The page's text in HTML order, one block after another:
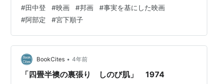
で、工夫はしているが段々と閉塞感を感じるようになっ
てくる。 ただここで色々とその後を暗示するような伏線
も張られている。とはいえ、当時の人々はこの後何が起
きるのかは分かっていただろうから、だからあんなこと
をしたのだろうなと頷きながら見ている感じだろうか。
大河ドラマを見ているよう…
#田中登 #映画 #邦画 #事実を基にした映画
#阿部定 #宮下順子
BookCites • 4年前
「四畳半襖の裏張り しのび肌」 1974